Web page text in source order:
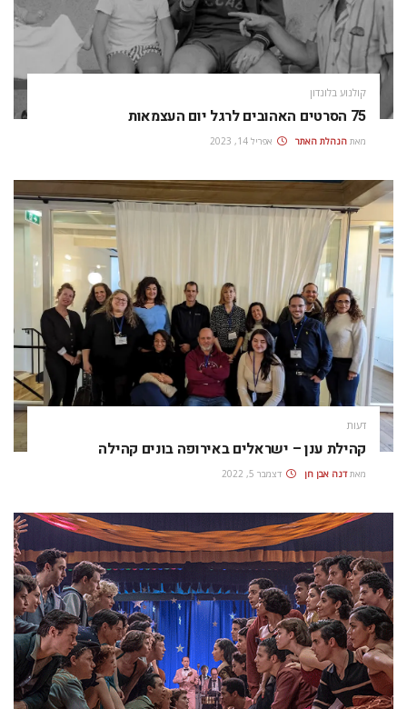
קולנוע בלונדון
75 הסרטים האהובים לרגל יום העצמאות
מאת הנהלת האתר אפריל 14, 2023
דעות
קהילת ענן – ישראלים באירופה בונים קהילה
מאת דנה אבן חן דצמבר 5, 2022